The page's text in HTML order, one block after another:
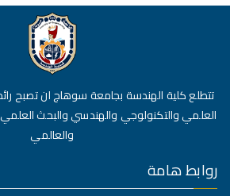
تتطلع كلية الهندسة بجامعة سوهاج ان تصبح
العلمي والتكنولوجي والهندسي والبحث
والعالمي
روابط هامة